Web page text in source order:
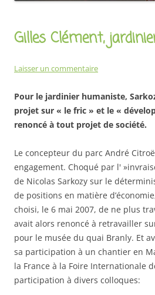
Gilles Clément,
Laisser un commentaire
Pour le jardinier humaniste,
projet sur « le fric » et le «
renoncé à tout projet de société.
Le concepteur du parc André
engagement. Choqué par l'
de Nicolas Sarkozy sur le
de positions en matière
choisi, le 6 mai 2007, de ne plus
avait alors renoncé à retravailler
pour le musée du quai Branly. Et
sa participation à un chantier en
la France à la Foire Internationale
participation à divers colloques: